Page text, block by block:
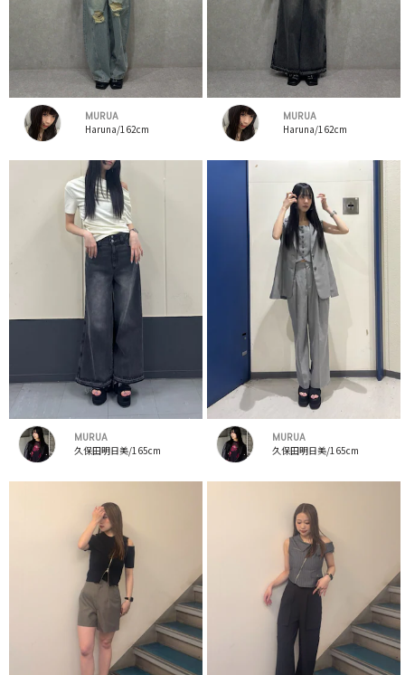
MURUA
Haruna/162cm
MURUA
Haruna/162cm
MURUA
久保田明日美/165cm
MURUA
久保田明日美/165cm